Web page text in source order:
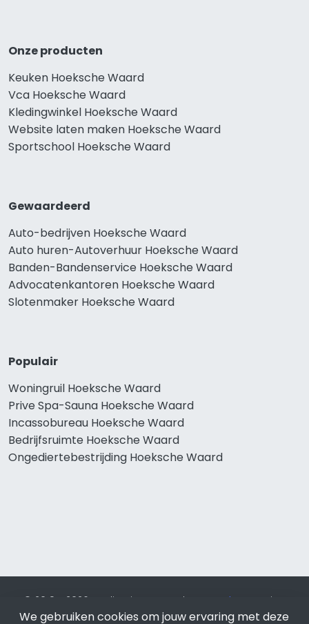
Onze producten
Keuken Hoeksche Waard
Vca Hoeksche Waard
Kledingwinkel Hoeksche Waard
Website laten maken Hoeksche Waard
Sportschool Hoeksche Waard
Gewaardeerd
Auto-bedrijven Hoeksche Waard
Auto huren-Autoverhuur Hoeksche Waard
Banden-Bandenservice Hoeksche Waard
Advocatenkantoren Hoeksche Waard
Slotenmaker Hoeksche Waard
Populair
Woningruil Hoeksche Waard
Prive Spa-Sauna Hoeksche Waard
Incassobureau Hoeksche Waard
Bedrijfsruimte Hoeksche Waard
Ongediertebestrijding Hoeksche Waard
© 2019 - 2026 Realisatie en SEO door SEO-bureau
Lion
Internet. Betaal alleen voor bewezen resultaten?SEO
We gebruiken cookies om jouw ervaring met deze